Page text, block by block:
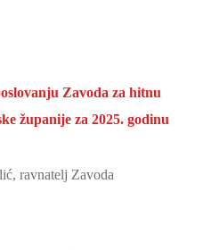
Zavoda za hitnu
županije za 2025. godinu
ravnatelj Zavoda